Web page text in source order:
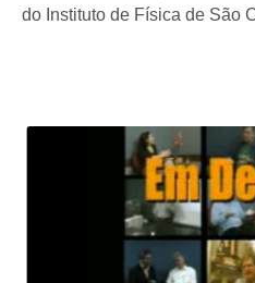
do Instituto de Física de São